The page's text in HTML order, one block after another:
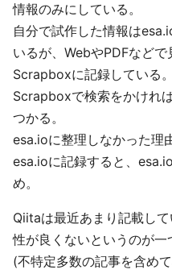
情報のみにしている。
自分で試作した情報は
いるが、WebやPDFなど
Scrapboxに記録している。
Scrapboxで検索をかけれ
つかる。
esa.ioに整理しなかった理
esa.ioに記録すると、
め。
Qiitaは最近あまり記載し
性が良くないというのが一
(不特定多数の記事を含め